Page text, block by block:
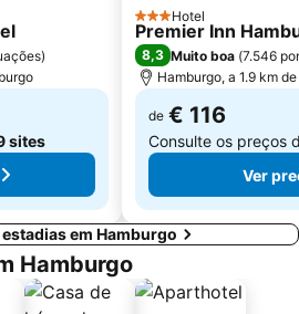
)
sites
3 Estrelas
Hotel
Premier Inn
8,3 Muito boa (7.546
Hamburgo, a 1.9 km
de € 116
Consulte os preços
Ver
em Hamburgo
Hamburgo